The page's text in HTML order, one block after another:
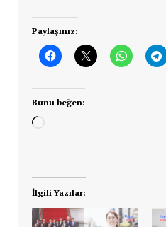
Paylaşınız:
Bunu beğen:
Yükleniyor...
İlgili Yazılar: